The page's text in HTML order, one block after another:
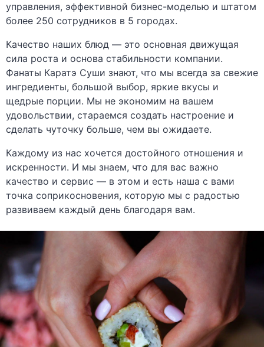
управления, эффективной бизнес-моделью и штатом
более 250 сотрудников в 5 городах.
Качество наших блюд — это основная движущая
сила роста и основа стабильности компании.
Фанаты Каратэ Суши знают, что мы всегда за свежие
ингредиенты, большой выбор, яркие вкусы и
щедрые порции. Мы не экономим на вашем
удовольствии, стараемся создать настроение и
сделать чуточку больше, чем вы ожидаете.
Каждому из нас хочется достойного отношения и
искренности. И мы знаем, что для вас важно
качество и сервис — в этом и есть наша с вами
точка соприкосновения, которую мы с радостью
развиваем каждый день благодаря вам.